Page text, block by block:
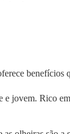
benefícios
jovem. Rico